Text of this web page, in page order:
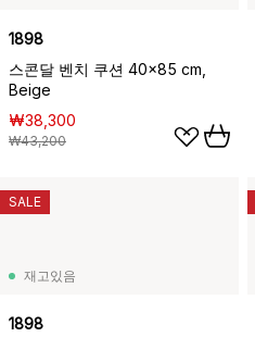
1898
스콘달 벤치 쿠션 40x85 cm,
Beige
₩38,300
₩43,200
재고있음
1898
SALE